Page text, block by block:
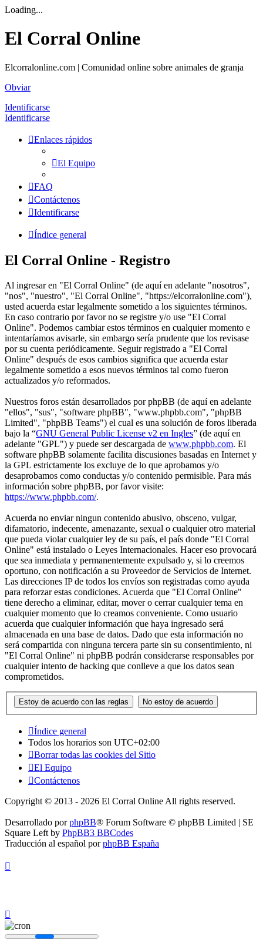
Loading...
El Corral Online
Elcorralonline.com | Comunidad online sobre animales de granja
Obviar
Identificarse
Identificarse
Enlaces rápidos
El Equipo
FAQ
Contáctenos
Identificarse
Índice general
El Corral Online - Registro
Al ingresar en "El Corral Online" (de aquí en adelante "nosotros",
"nos", "nuestro", "El Corral Online", "https://elcorralonline.com"),
usted acuerda estar legalmente sometido a los siguientes términos.
En caso contrario por favor no se registre y/o use "El Corral
Online". Podemos cambiar estos términos en cualquier momento e
intentaríamos avisarle, sin embargo sería prudente que los revisase
por su cuenta periódicamente. Seguir registrado a "El Corral
Online" después de esos cambios significa que acuerda estar
legalmente sometido a esos nuevos términos tal como fueron
actualizados y/o reformados.
Nuestros foros están desarrollados por phpBB (de aquí en adelante
"ellos", "sus", "software phpBB", "www.phpbb.com", "phpBB
Limited", "phpBB Teams") el cual es una solución de foros liberada
bajo la “GNU General Public License v2 en Ingles” (de aquí en
adelante "GPL") y puede ser descargada de www.phpbb.com. El
software phpBB solamente facilita discusiones basadas en Internet y
la GPL estrictamente los excluye de lo que aprobamos y/o
desaprobamos como conductas y/o contenido permisible. Para más
información sobre phpBB, por favor visite:
https://www.phpbb.com/.
Acuerda no enviar ningun contenido abusivo, obsceno, vulgar,
difamatorio, indecente, amenazante, sexual o cualquier otro material
que pueda violar cualquier ley de su país, el país donde "El Corral
Online" está instalado o Leyes Internacionales. Hacer eso provocará
que sea inmediata y permanentemente expulsado y, si lo creemos
oportuno, con notificación a su Proveedor de Servicios de Internet.
Las direcciones IP de todos los envíos son registradas como ayuda
para reforzar estas condiciones. Acuerda que "El Corral Online"
tiene derecho a eliminar, editar, mover o cerrar cualquier tema en
cualquier momento que lo creamos conveniente. Como usuario
acuerda que cualquier información que haya ingresado será
almacenada en una base de datos. Dado que esta información no
será compartida con ninguna tercera parte sin su consentimiento, ni
"El Corral Online" ni phpBB podrán considerarse responsables por
cualquier intento de hacking que conlleve a que los datos sean
comprometidos.
Índice general
Todos los horarios son UTC+02:00
Borrar todas las cookies del Sitio
El Equipo
Contáctenos
Copyright © 2013 - 2026 El Corral Online All rights reserved.
Desarrollado porphpBB® Forum Software © phpBB Limited | SE
Square Left by PhpBB3 BBCodes
Traducción al español porphpBB España